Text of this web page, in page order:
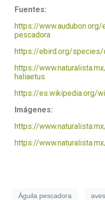
Fuentes:
https://
pescadora
https://ebird.org/species/
https://
haliaetus
https://es.wikipedia.org/
Imágenes:
https://
https://
Águila pescadora aves